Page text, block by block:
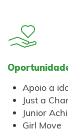
Apoio a
Just a
Junior
Girl Move